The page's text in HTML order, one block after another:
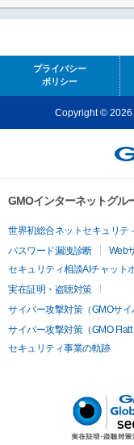
プライバシー
ポリシー
Copyright © 2026
GMOインターネットグル
世界初総合ネットセキュリテ
パスワード漏洩診断
Web
セキュリティ相談AIチャット
実在証明・盗聴対策
サイバー攻撃対策（GMOサイ
サイバー攻撃対策（GMO Flatt
セキュリティ事業の軌跡